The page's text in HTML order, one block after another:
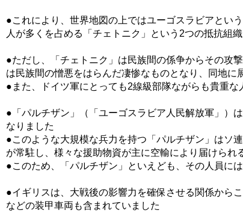
●これにより、世界地図の上ではユーゴスラビアとい
人が多くを占める「チェトニク」という2つの抵抗組
●ただし、「チェトニク」は民族間の係争からその攻
は民族間の憎悪をはらんだ凄惨なものとなり、同地
●また、ドイツ軍にとっても2線級部隊ながらも貴重
●「パルチザン」（「ユーゴスラビア人民解放軍」）
なりました
●このような大規模な兵力を持つ「パルチザン」はソ
が常駐し、様々な援助物資が主に空輸により届けられ
●このため、「パルチザン」といえども、その人員に
●イギリスは、大戦後の影響力を確保させる関係から
などの装甲車両も含まれていました